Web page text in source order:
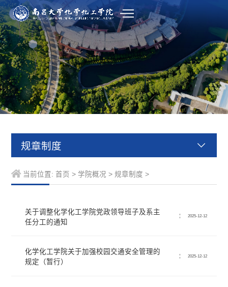
规章制度
当前位置: 首页 > 学院概况 > 规章制度 >
​关于调整化学化工学院党政领导班子及系主
任分工的通知
2025-12-12
化学化工学院关于加强校园交通安全管理的
规定（暂行）
2025-12-12